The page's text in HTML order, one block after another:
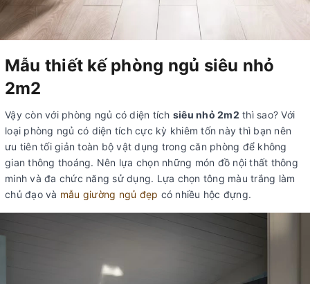
Mẫu thiết kế phòng ngủ siêu nhỏ
2m2
Vậy còn với phòng ngủ có diện tích siêu nhỏ 2m2 thì sao? Với
loại phòng ngủ có diện tích cực kỳ khiêm tốn này thì bạn nên
ưu tiên tối giản toàn bộ vật dụng trong căn phòng để không
gian thông thoáng. Nên lựa chọn những món đồ nội thất thông
minh và đa chức năng sử dụng. Lựa chọn tông màu trắng làm
chủ đạo và mẫu giường ngủ đẹp có nhiều hộc đựng.